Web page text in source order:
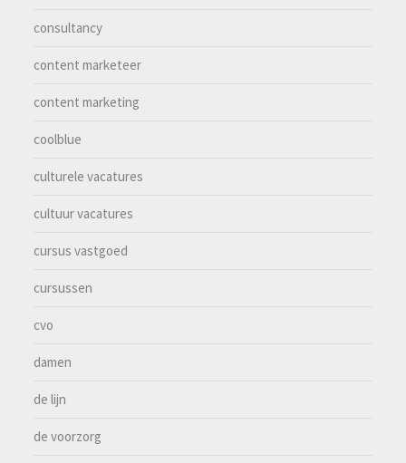
consultancy
content marketeer
content marketing
coolblue
culturele vacatures
cultuur vacatures
cursus vastgoed
cursussen
cvo
damen
de lijn
de voorzorg